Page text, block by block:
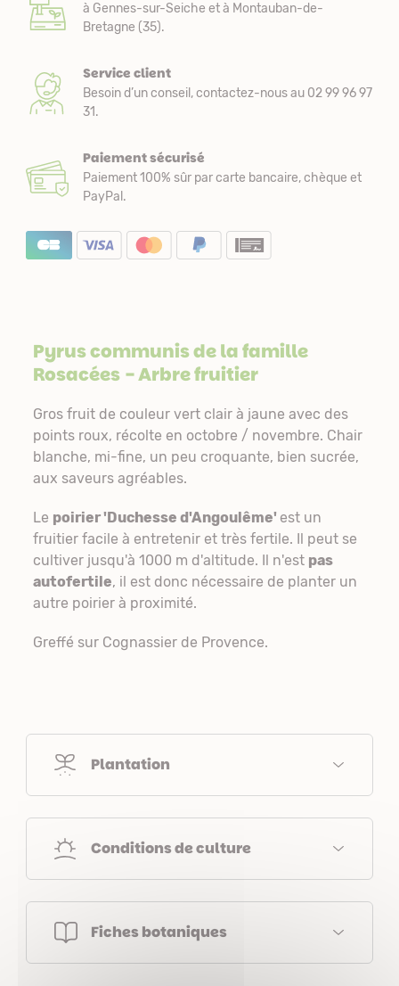
à Gennes-sur-Seiche et à Montauban-de-
Bretagne (35).
Service client
Besoin d’un conseil, contactez-nous au 02 99 96 97
31.
Paiement sécurisé
Paiement 100% sûr par carte bancaire, chèque et
PayPal.
Pyrus communis de la famille
Rosacées- Arbre fruitier
Gros fruit de couleur vert clair à jaune avec des
points roux, récolte en octobre / novembre. Chair
blanche, mi-fine, un peu croquante, bien sucrée,
aux saveurs agréables.
Le poirier 'Duchesse d'Angoulême' est un
fruitier facile à entretenir et très fertile. Il peut se
cultiver jusqu'à 1000 m d'altitude. Il n'est pas
autofertile, il est donc nécessaire de planter un
autre poirier à proximité.
Greffé sur Cognassier de Provence.
Plantation
Conditions de culture
Fiches botaniques